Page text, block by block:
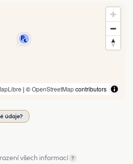
| ©OpenStreetMapcontributors
údaje?
všech informací ?